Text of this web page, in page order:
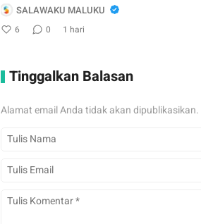
SALAWAKU MALUKU
6 0 1 hari
Tinggalkan Balasan
Alamat email Anda tidak akan dipublikasikan.